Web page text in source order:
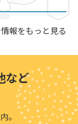
報をもっと見る
など
。